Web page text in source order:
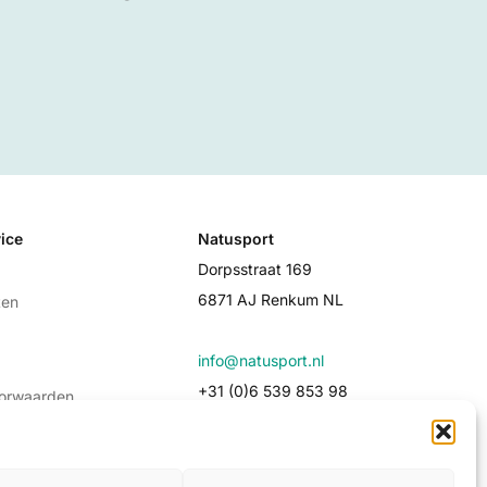
Natusport
Dorpsstraat 169
6871 AJ Renkum NL
info@natusport.nl
+31 (0)6 539 853 98